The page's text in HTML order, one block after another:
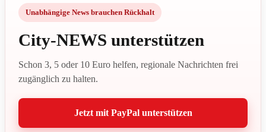
Unabhängige News brauchen Rückhalt
City-NEWS unterstützen
Schon 3, 5 oder 10 Euro helfen, regionale Nachrichten frei
zugänglich zu halten.
Jetzt mit PayPal unterstützen